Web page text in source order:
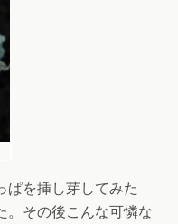
ぱを挿し芽してみた
。その後こんな可憐な